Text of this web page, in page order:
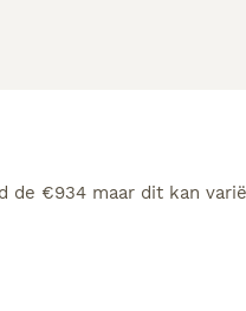
€934 maar dit kan